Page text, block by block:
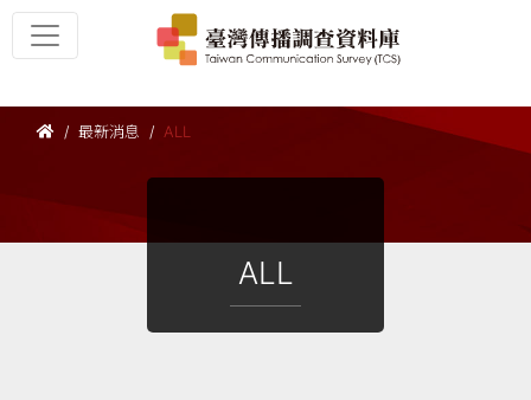
最新消息 ALL
ALL